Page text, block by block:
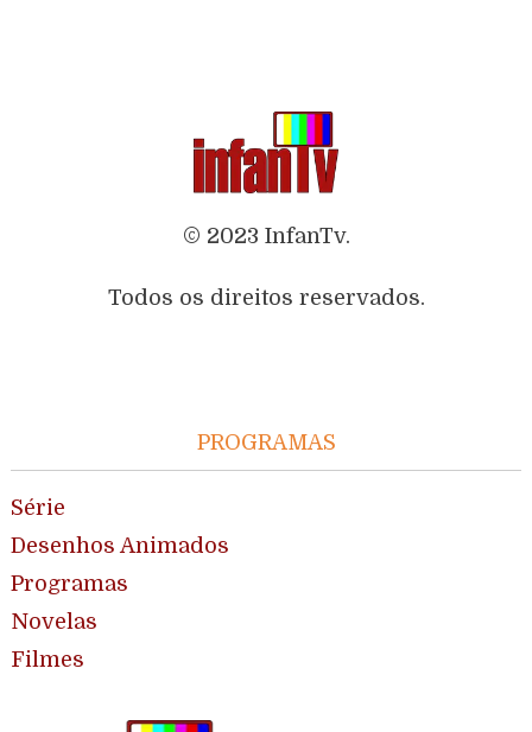
© 2023 InfanTv.
Todos os direitos reservados.
PROGRAMAS
Série
Desenhos Animados
Programas
Novelas
Filmes